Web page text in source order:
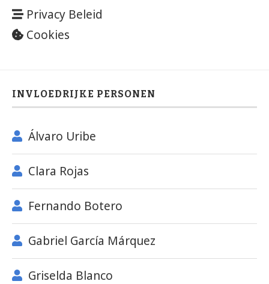
Privacy Beleid
Cookies
INVLOEDRIJKE PERSONEN
Álvaro Uribe
Clara Rojas
Fernando Botero
Gabriel García Márquez
Griselda Blanco